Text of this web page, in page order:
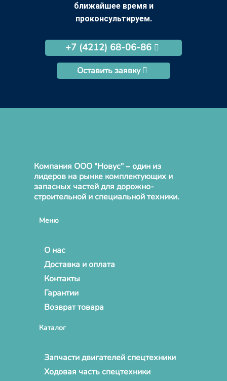
ближайшее время и
проконсультируем.
+7 (4212) 68-06-86
Оставить заявку
Компания ООО "Новус" – один из
лидеров на рынке комплектующих и
запасных частей для дорожно-
строительной и специальной техники.
Меню
О нас
Доставка и оплата
Контакты
Гарантии
Возврат товара
Каталог
Запчасти двигателей спецтехники
Ходовая часть спецтехники